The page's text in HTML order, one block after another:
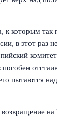
к которым так
в этот раз
комитет
пытаются